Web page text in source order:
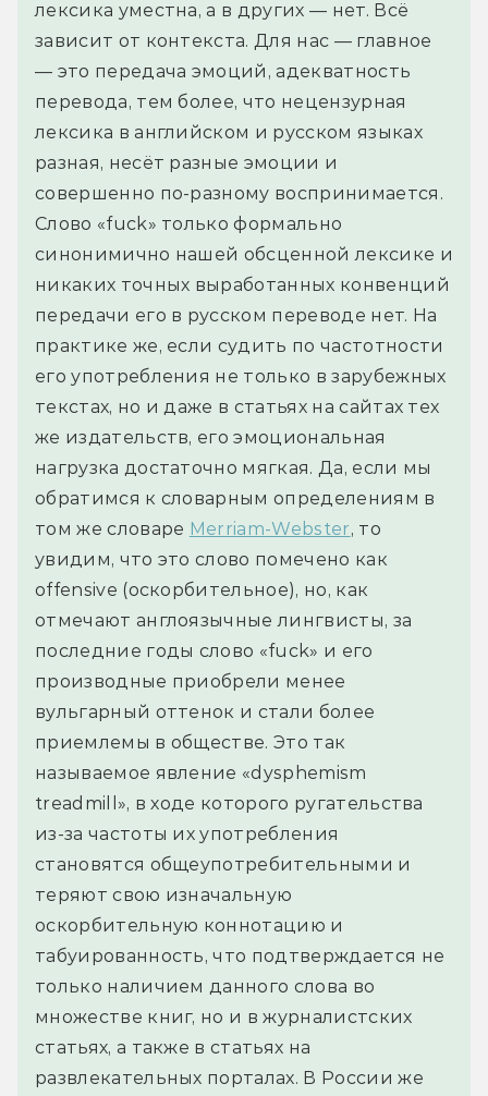
лексика уместна, а в других — нет. Всё
зависит от контекста. Для нас — главное
— это передача эмоций, адекватность
перевода, тем более, что нецензурная
лексика в английском и русском языках
разная, несёт разные эмоции и
совершенно по-разному воспринимается.
Слово «fuck» только формально
синонимично нашей обсценной лексике и
никаких точных выработанных конвенций
передачи его в русском переводе нет. На
практике же, если судить по частотности
его употребления не только в зарубежных
текстах, но и даже в статьях на сайтах тех
же издательств, его эмоциональная
нагрузка достаточно мягкая. Да, если мы
обратимся к словарным определениям в
том же словаре Merriam-Webster, то
увидим, что это слово помечено как
offensive (оскорбительное), но, как
отмечают англоязычные лингвисты, за
последние годы слово «fuck» и его
производные приобрели менее
вульгарный оттенок и стали более
приемлемы в обществе. Это так
называемое явление «dysphemism
treadmill», в ходе которого ругательства
из-за частоты их употребления
становятся общеупотребительными и
теряют свою изначальную
оскорбительную коннотацию и
табуированность, что подтверждается не
только наличием данного слова во
множестве книг, но и в журналистских
статьях, а также в статьях на
развлекательных порталах. В России же